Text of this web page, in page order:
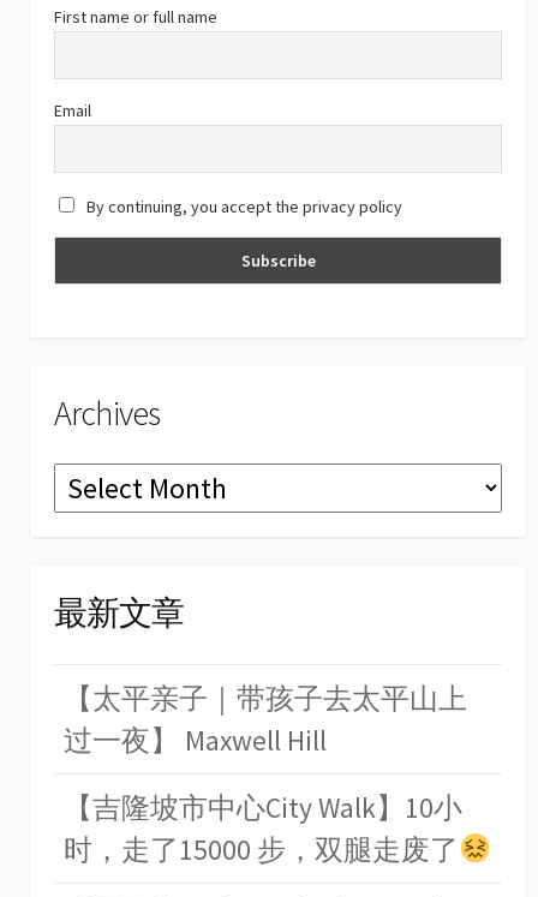
o
k
m b
e
a
n
el
First name or full name
Email
By continuing, you accept the privacy policy
Archives
Archives
最新文章
【太平亲子｜带孩子去太平山上
过一夜】 Maxwell Hill
【吉隆坡市中心City Walk】10小
时，走了15000 步，双腿走废了